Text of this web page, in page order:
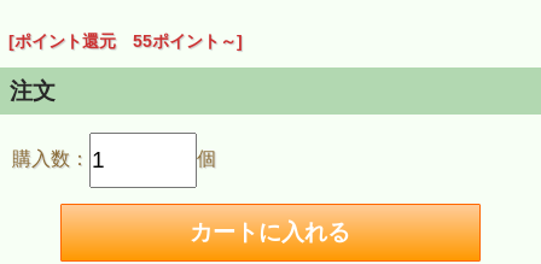
メールでお送りします。
※代金先払いにて申し受けます。商品の受け渡しがないた
め、「代金引換」はご利用いただけません。クレジットカー
ドのご利用をお勧めします。
[ポイント還元 55ポイント～]
注文
購入数： 個